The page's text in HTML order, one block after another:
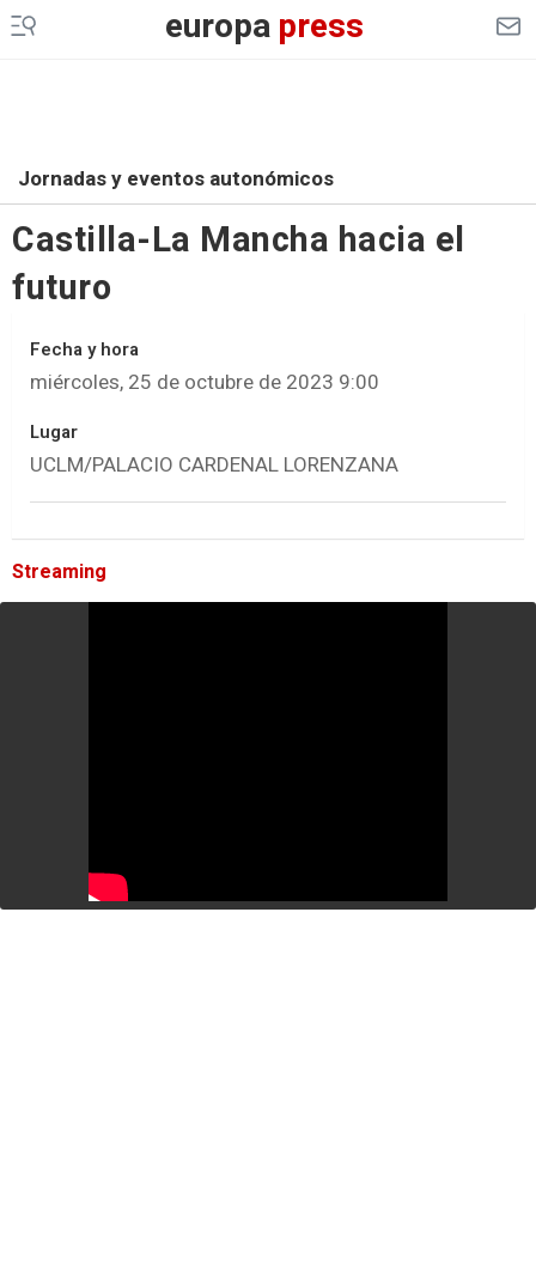
europapress
Jornadas y eventos autonómicos
Castilla-La Mancha hacia el
futuro
Fecha y hora
miércoles, 25 de octubre de 2023 9:00
Lugar
UCLM/PALACIO CARDENAL LORENZANA
Streaming